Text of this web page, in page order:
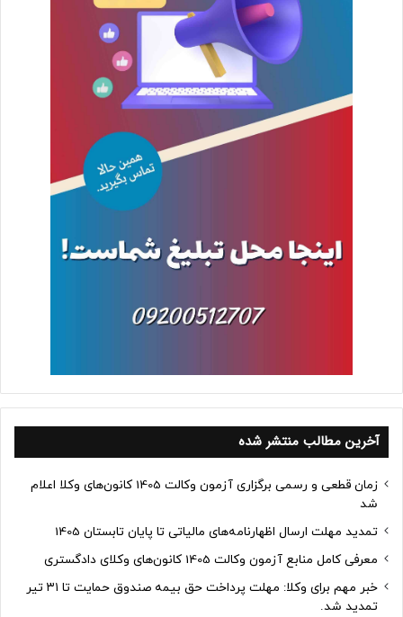
آخرین مطالب منتشر شده
زمان قطعی و رسمی برگزاری آزمون وکالت 1405 کانون‌های وکلا اعلام
شد
تمدید مهلت ارسال اظهارنامه‌های مالیاتی تا پایان تابستان 1405
معرفی کامل منابع آزمون وکالت 1405 کانون‌های وکلای دادگستری
خبر مهم برای وکلا: مهلت پرداخت حق بیمه صندوق حمایت تا ۳۱ تیر
تمدید شد.